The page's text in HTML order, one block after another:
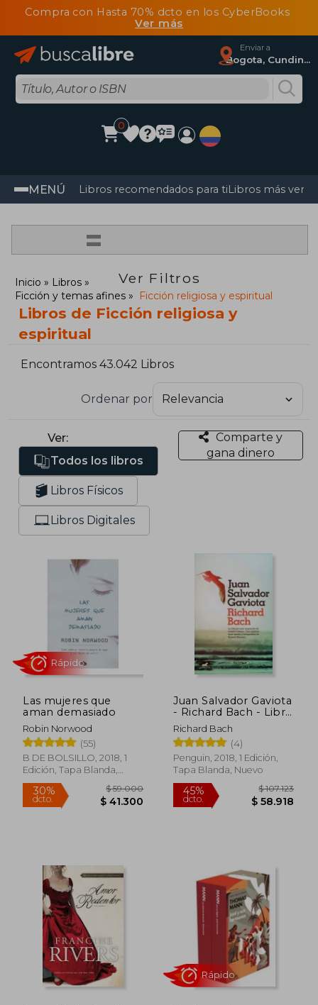
Compra con Hasta 70% dcto en los CyberBooks
Ver más
Enviar a
Bogota, Cundinamarca
0
MENÚ Libros recomendados para tiLibros más
=
Ver Filtros
Inicio
Libros
Ficción y temas afines
Ficción religiosa y espiritual
Libros de Ficción religiosa y
espiritual
Encontramos 43.042 Libros
Ordenar por
Ver:
Todos los libros
Libros Físicos
Libros Digitales
Comparte y
gana dinero
Las mujeres que
aman demasiado
Robin Norwood
(55)
B DE BOLSILLO, 2018, 1
Edición, Tapa Blanda,
Nuevo
30%
dcto.
$ 59.000
$ 41.300
Rápido
Juan Salvador Gaviota
- Richard Bach - Libro
Físico
Richard Bach
(4)
Penguin, 2018, 1 Edición,
Tapa Blanda, Nuevo
45%
dcto.